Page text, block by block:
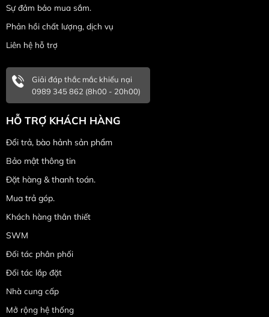
Sự đảm bảo mua sắm.
Phản hồi chất lượng, dịch vụ
Liên hệ hỗ trợ
Giải đáp thắc mắc khiếu nại
0989 345 862 (8h00 - 20h00)
HỖ TRỢ KHÁCH HÀNG
Đổi trả, bào hảnh sản phẩm
Bảo mật thông tin
Đặt hàng & thanh toán.
Mua trả góp.
Khách hàng thân thiết
SWM
Đối tác phân phối
Đối tác lắp đặt
Nhà cung cấp
Mở rộng hệ thống